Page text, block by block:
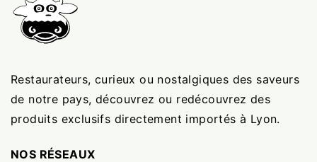
Restaurateurs, curieux ou nostalgiques des saveurs
de notre pays, découvrez ou redécouvrez des
produits exclusifs directement importés à Lyon.
NOS RÉSEAUX